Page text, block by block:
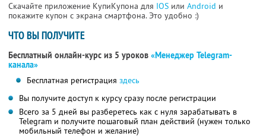
Скачайте приложение КупиКупона для IOS или Android и
покажите купон с экрана смартфона. Это удобно :)
ЧТО ВЫ ПОЛУЧИТЕ
Бесплатный онлайн-курс из 5 уроков «Менеджер Telegram-
канала»
Бесплатная регистрация здесь
Вы получите доступ к курсу сразу после регистрации
Всего за 5 дней вы разберетесь как с нуля зарабатывать в
Telegram и получите пошаговый план действий (нужен только
мобильный телефон и желание)